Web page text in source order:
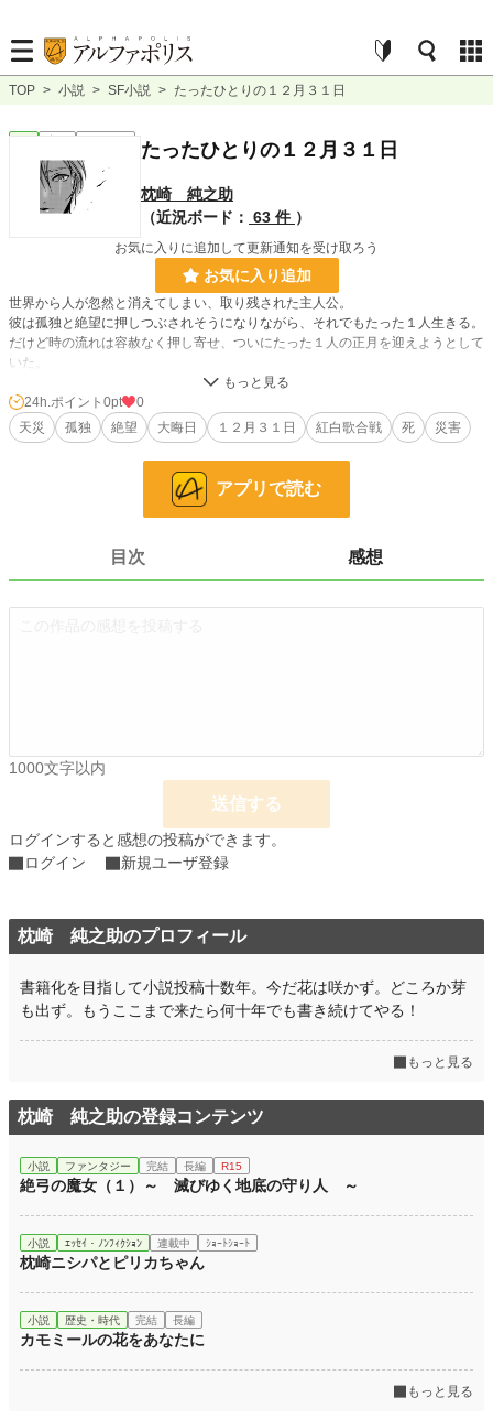
TOP > 小説 > SF小説 > たったひとりの１２月３１日
たったひとりの１２月３１日
枕崎 純之助
（近況ボード： 63 件 ）
お気に入りに追加して更新通知を受け取ろう
お気に入り追加
世界から人が忽然と消えてしまい、取り残された主人公。
彼は孤独と絶望に押しつぶされそうになりながら、それでもたった１人生きる。
だけど時の流れは容赦なく押し寄せ、ついにたった１人の正月を迎えようとして
いた。
＊イラストACより作者NORIMA様のイラストを使わせていただいております。
6,732 位 / 6,732 件
0 pt
文字数 3,230
週間ポイント 0 pt (228,705 位)
年間ポイント 63 pt (152,240 位)
累計ポイント 1,768 pt (171,455 位)
24h.ポイント 0pt
0
天災
孤独 絶望 大晦日 １２月３１日 紅白歌合戦 死 災害
アプリで読む
目次 感想
1000文字以内
送信する
ログインすると感想の投稿ができます。
ログイン
新規ユーザ登録
枕崎 純之助のプロフィール
書籍化を目指して小説投稿十数年。今だ花は咲かず。どころか芽
も出ず。もうここまで来たら何十年でも書き続けてやる！
もっと見る
枕崎 純之助の登録コンテンツ
小説 ファンタジー 完結 長編 R15
絶弓の魔女（１）～ 滅びゆく地底の守り人 ～
小説 ｴｯｾｲ・ﾉﾝﾌｨｸｼｮﾝ 連載中 ｼｮｰﾄｼｮｰﾄ
枕崎ニシパとピリカちゃん
小説 歴史・時代 完結 長編
カモミールの花をあなたに
もっと見る